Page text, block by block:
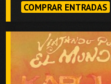
COMPRAR ENTRADAS